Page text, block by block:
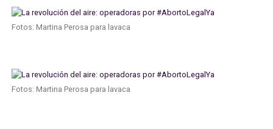
Fotos: Martina Perosa para lavaca
Fotos: Martina Perosa para lavaca